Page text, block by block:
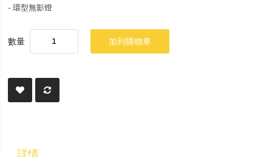
- 環型無影燈
數量 加到購物車
詳情